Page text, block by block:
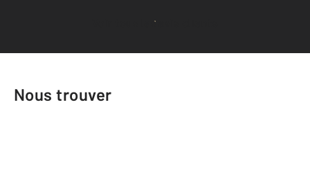
Voir tous les avis clients
Nous trouver